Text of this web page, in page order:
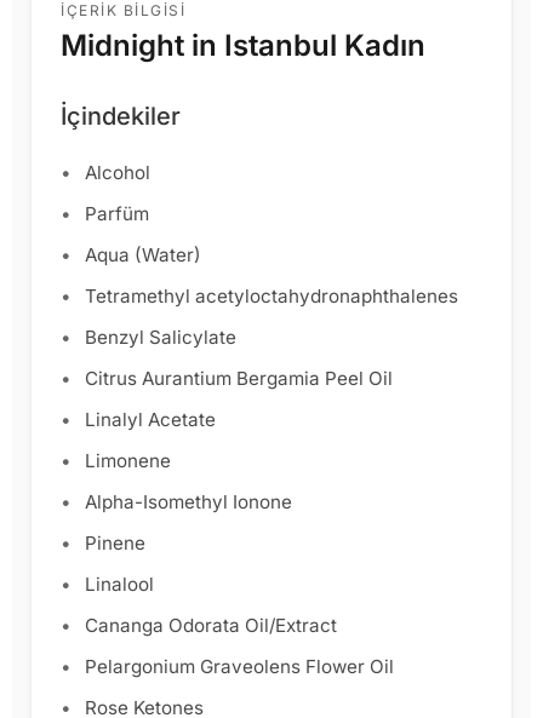
İÇERIK BILGISI
Midnight in Istanbul Kadın
İçindekiler
Alcohol
Parfüm
Aqua (Water)
Tetramethyl acetyloctahydronaphthalenes
Benzyl Salicylate
Citrus Aurantium Bergamia Peel Oil
Linalyl Acetate
Limonene
Alpha-Isomethyl Ionone
Pinene
Linalool
Cananga Odorata Oil/Extract
Pelargonium Graveolens Flower Oil
Rose Ketones